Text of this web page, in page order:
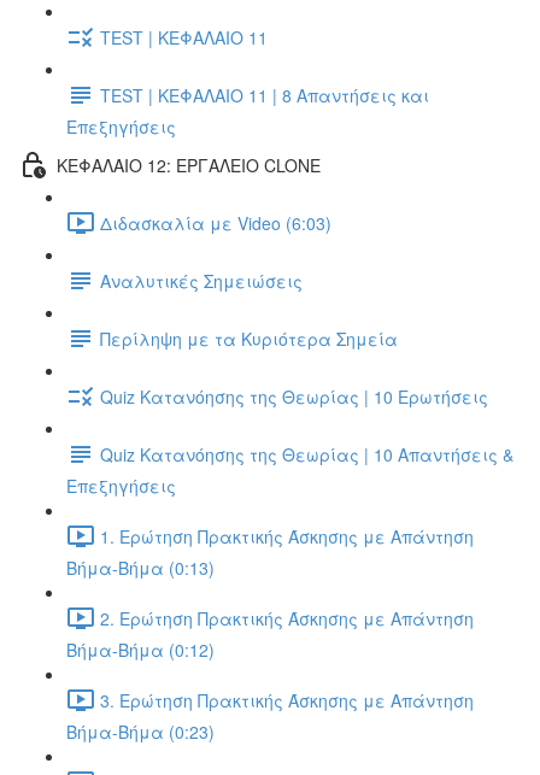
TEST | ΚΕΦΑΛΑΙΟ 11
TEST | ΚΕΦΑΛΑΙΟ 11 | 8 Απαντήσεις και
Επεξηγήσεις
ΚΕΦΑΛΑΙΟ 12: ΕΡΓΑΛΕΙΟ CLONE
Διδασκαλία με Video (6:03)
Αναλυτικές Σημειώσεις
Περίληψη με τα Κυριότερα Σημεία
Quiz Κατανόησης της Θεωρίας | 10 Ερωτήσεις
Quiz Κατανόησης της Θεωρίας | 10 Απαντήσεις &
Επεξηγήσεις
1. Ερώτηση Πρακτικής Άσκησης με Απάντηση
Βήμα-Βήμα (0:13)
2. Ερώτηση Πρακτικής Άσκησης με Απάντηση
Βήμα-Βήμα (0:12)
3. Ερώτηση Πρακτικής Άσκησης με Απάντηση
Βήμα-Βήμα (0:23)